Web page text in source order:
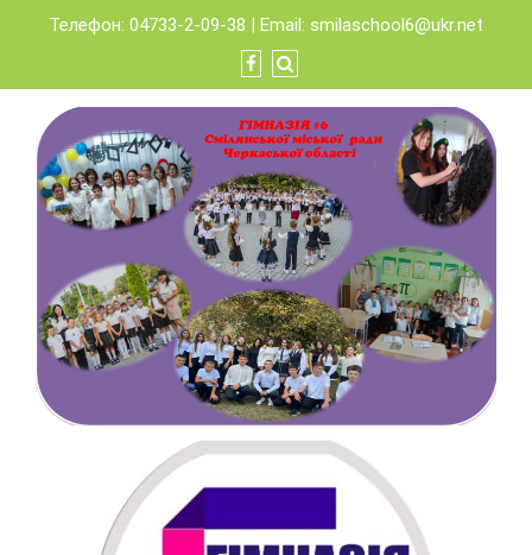
content
Телефон: 04733-2-09-38 | Email: smilaschool6@ukr.net